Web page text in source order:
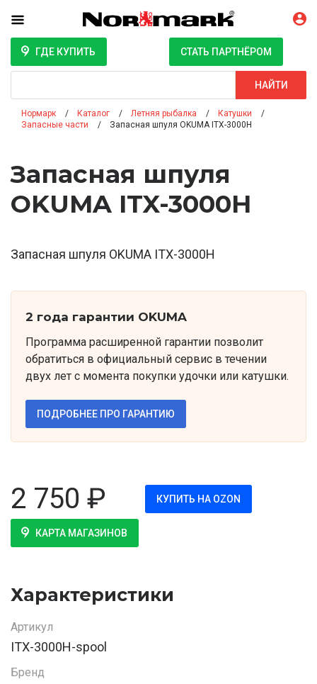
ГДЕ КУПИТЬ СТАТЬ ПАРТНЁРОМ
НАЙТИ
Нормарк Каталог Летняя рыбалка
Катушки
Запасные части
Запасная шпуля OKUMA ITX-3000H
Запасная шпуля
OKUMA ITX-3000H
Запасная шпуля OKUMA ITX-3000H
2 года гарантии OKUMA
Программа расширенной гарантии позволит
обратиться в официальный сервис в течении
двух лет с момента покупки удочки или катушки.
ПОДРОБНЕЕ ПРО ГАРАНТИЮ
2 750 ₽ КУПИТЬ НА OZON
КАРТА МАГАЗИНОВ
Характеристики
Артикул
ITX-3000H-spool
Бренд